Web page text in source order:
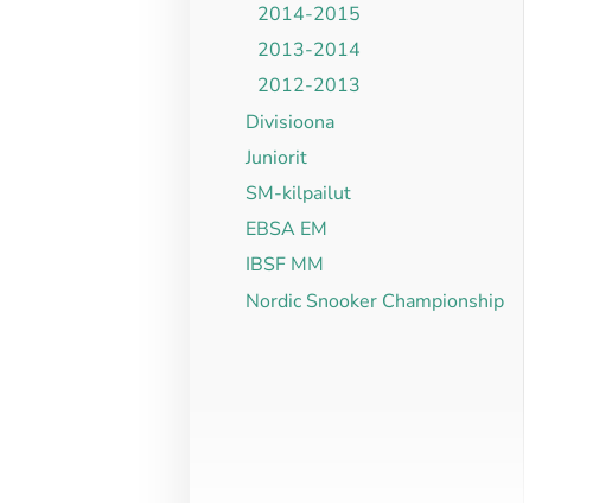
2014-2015
2013-2014
2012-2013
Divisioona
Juniorit
SM-kilpailut
EBSA EM
IBSF MM
Nordic Snooker Championship